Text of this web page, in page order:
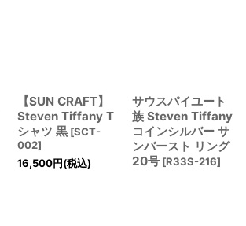
【SUN CRAFT】
Steven Tiffany T
シャツ 黒 [SCT-
002]
16,500円(税込)
サウスパイユート
族 Steven Tiffany
コインシルバー サ
ンバースト リング
20号 [R33S-216]